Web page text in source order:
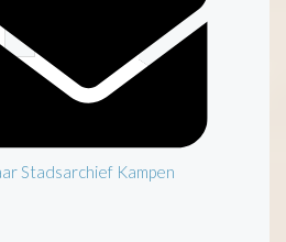
Stadsarchief Kampen